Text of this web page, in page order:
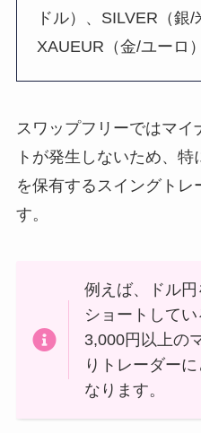
ドル）、SILVER（銀/
XAUEUR（金/ユーロ）
スワップフリーではマイ
トが発生しないため、
を保有するスイングト
す。
例えば、ドル円
ショートして
3,000円以上の
りトレーダー
なります。